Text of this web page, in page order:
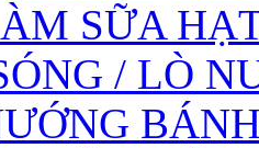
SỮA
/ LÒ